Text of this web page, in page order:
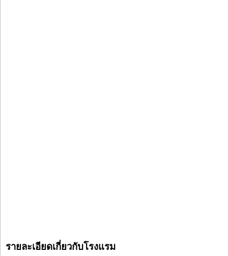
รายละเอียดเกี่ยวกับโรงแรม